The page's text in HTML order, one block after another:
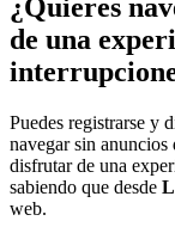
¿Quieres
de una
Puedes registrarse y
navegar sin anuncios
disfrutar de una
sabiendo que desde
web.